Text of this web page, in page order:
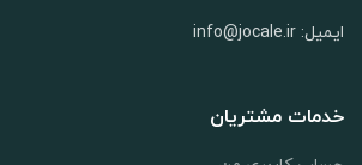
ایمیل: info@jocale.ir
خدمات مشتریان